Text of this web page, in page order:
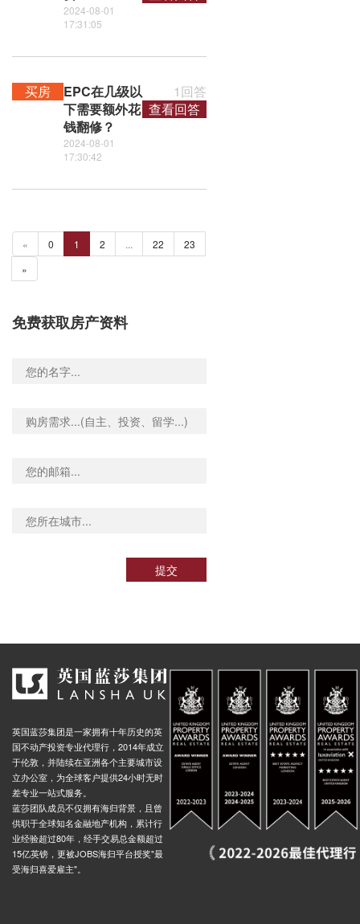
2024-08-01
17:31:05
买房
EPC在几级以
下需要额外花
钱翻修？
2024-08-01
17:30:42
1回答
查看回答
« 0 1 2 ... 22
23
»
免费获取房产资料
提交
英国蓝莎集团是一家拥有十年历史的英
国不动产投资专业代理行，2014年成立
于伦敦，并陆续在亚洲各个主要城市设
立办公室，为全球客户提供24小时无时
差专业一站式服务。
蓝莎团队成员不仅拥有海归背景，且曾
供职于全球知名金融地产机构，累计行
业经验超过80年，经手交易总金额超过
15亿英镑，更被JOBS海归平台授奖"最
受海归喜爱雇主"。